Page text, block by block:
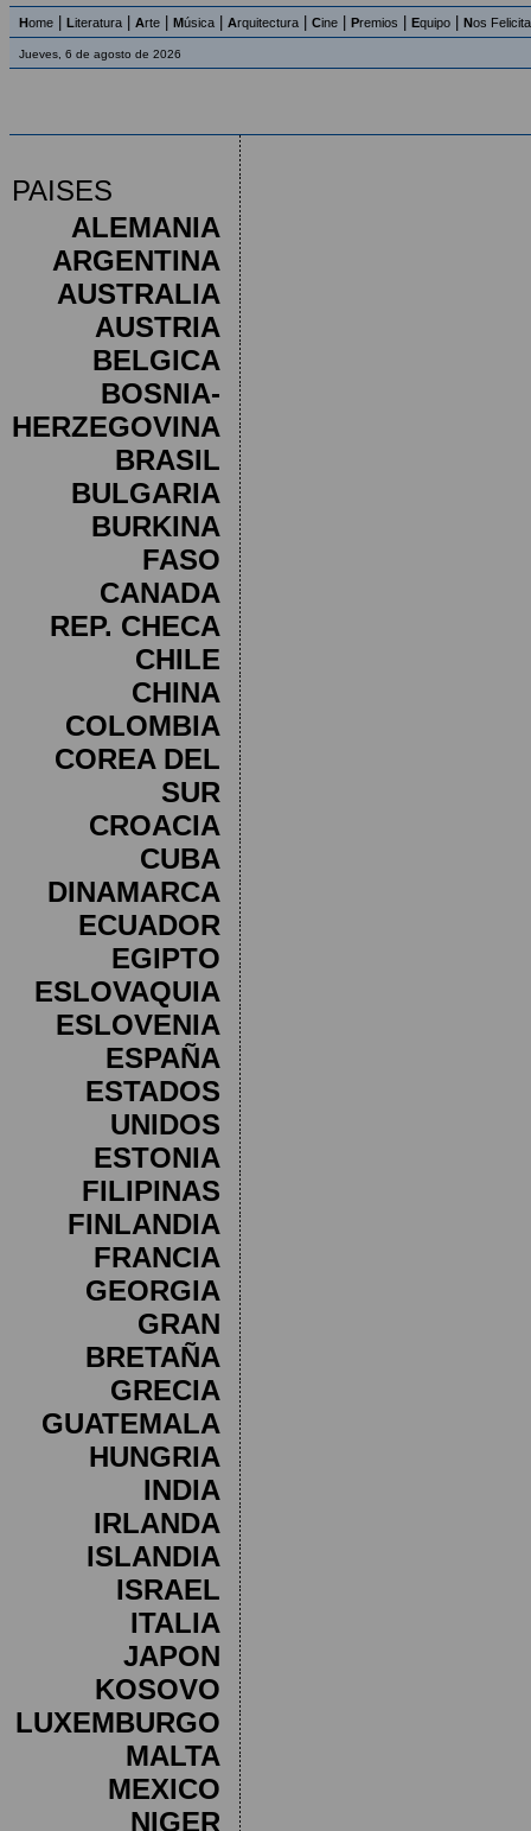
Home Literatura Arte Música Arquitectura Cine Premios Equipo Nos
Jueves, 6 de agosto de 2026
PAISES
ALEMANIA
ARGENTINA
AUSTRALIA
AUSTRIA
BELGICA
BOSNIA-
HERZEGOVINA
BRASIL
BULGARIA
BURKINA
FASO
CANADA
REP. CHECA
CHILE
CHINA
COLOMBIA
COREA DEL
SUR
CROACIA
CUBA
DINAMARCA
ECUADOR
EGIPTO
ESLOVAQUIA
ESLOVENIA
ESPAÑA
ESTADOS
UNIDOS
ESTONIA
FILIPINAS
FINLANDIA
FRANCIA
GEORGIA
GRAN
BRETAÑA
GRECIA
GUATEMALA
HUNGRIA
INDIA
IRLANDA
ISLANDIA
ISRAEL
ITALIA
JAPON
KOSOVO
LUXEMBURGO
MALTA
MEXICO
NIGER